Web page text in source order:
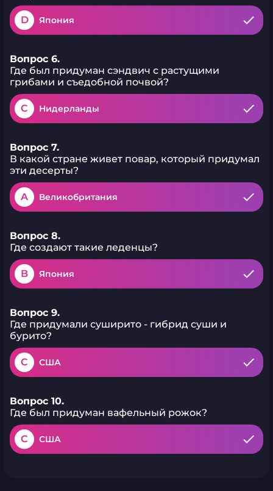
D Япония
Вопрос 6.
Где был придуман сэндвич с растущими
грибами и съедобной почвой?
C Нидерланды
Вопрос 7.
В какой стране живет повар, который придумал
эти десерты?
A Великобритания
Вопрос 8.
Где создают такие леденцы?
B Япония
Вопрос 9.
Где придумали суширито - гибрид суши и
бурито?
C США
Вопрос 10.
Где был придуман вафельный рожок?
C США